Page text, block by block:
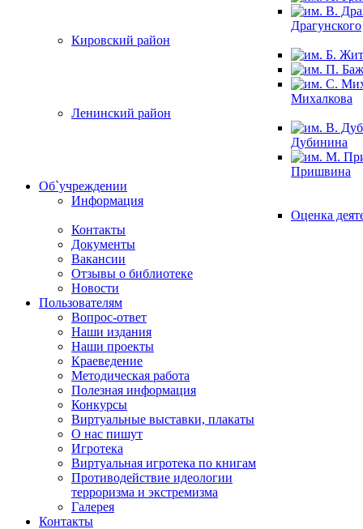
Драгунского
Кировский район
Михалкова
Ленинский район
Дубинина
Пришвина
Об`учреждении
Информация
Оценка
Контакты
Документы
Вакансии
Отзывы о библиотеке
Новости
Пользователям
Вопрос-ответ
Наши издания
Наши проекты
Краеведение
Методическая работа
Полезная информация
Конкурсы
Виртуальные выставки, плакаты
О нас пишут
Игротека
Виртуальная игротека по книгам
Противодействие идеологии
терроризма и экстремизма
Галерея
Контакты